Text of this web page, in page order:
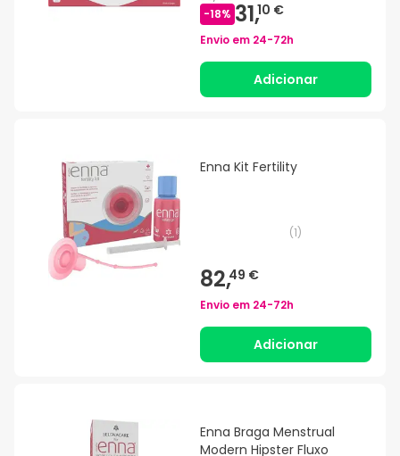
-18% 31,10 €
Envio em 24-72h
Adicionar
Enna Kit Fertility
(1)
82,49 €
Envio em 24-72h
Adicionar
Enna Braga Menstrual
Modern Hipster Fluxo